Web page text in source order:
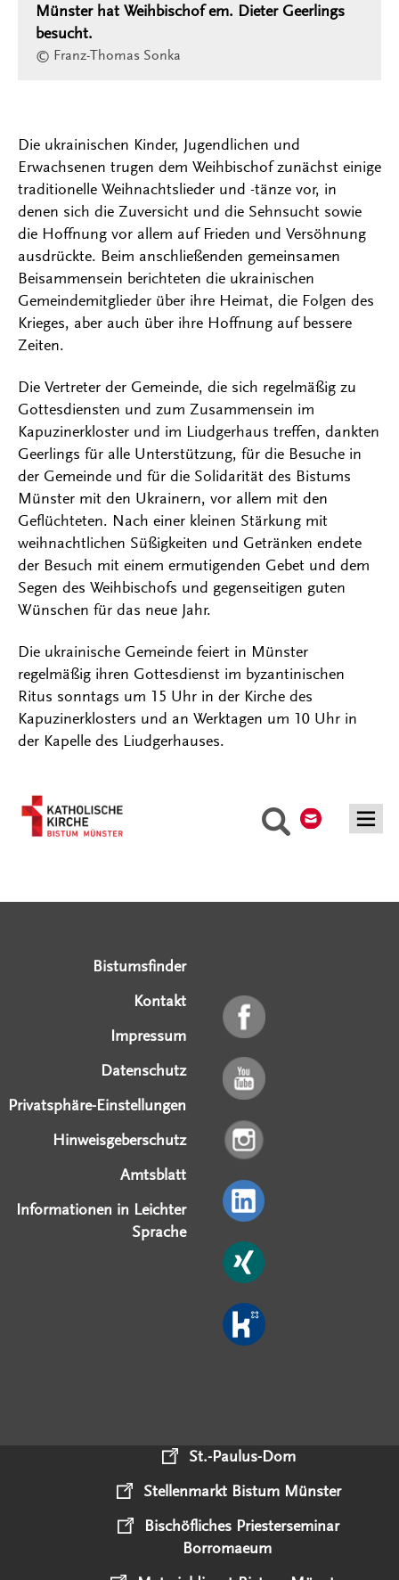
Suche
Münster hat Weihbischof em. Dieter Geerlings
besucht.
© Franz-Thomas Sonka
Die ukrainischen Kinder, Jugendlichen und
Erwachsenen trugen dem Weihbischof zunächst einige
traditionelle Weihnachtslieder und -tänze vor, in
denen sich die Zuversicht und die Sehnsucht sowie
die Hoffnung vor allem auf Frieden und Versöhnung
ausdrückte. Beim anschließenden gemeinsamen
Beisammensein berichteten die ukrainischen
Gemeindemitglieder über ihre Heimat, die Folgen des
Krieges, aber auch über ihre Hoffnung auf bessere
Zeiten.
Die Vertreter der Gemeinde, die sich regelmäßig zu
Gottesdiensten und zum Zusammensein im
Kapuzinerkloster und im Liudgerhaus treffen, dankten
Geerlings für alle Unterstützung, für die Besuche in
der Gemeinde und für die Solidarität des Bistums
Münster mit den Ukrainern, vor allem mit den
Geflüchteten. Nach einer kleinen Stärkung mit
weihnachtlichen Süßigkeiten und Getränken endete
der Besuch mit einem ermutigenden Gebet und dem
Segen des Weihbischofs und gegenseitigen guten
Wünschen für das neue Jahr.
Die ukrainische Gemeinde feiert in Münster
regelmäßig ihren Gottesdienst im byzantinischen
Ritus sonntags um 15 Uhr in der Kirche des
Kapuzinerklosters und an Werktagen um 10 Uhr in
der Kapelle des Liudgerhauses.
Bistumsfinder
Kontakt
Impressum
Datenschutz
Privatsphäre-Einstellungen
Hinweisgeberschutz
Amtsblatt
Informationen in Leichter
Sprache
St.-Paulus-Dom
Stellenmarkt Bistum Münster
Bischöfliches Priesterseminar
Borromaeum